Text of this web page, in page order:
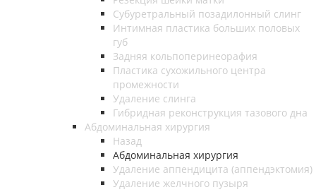
Субуретральный позадилонный слинг
Интимная пластика больших половых
губ
Задняя кольпоперинеорафия
Пластика сухожильного центра
промежности
Удаление слинга
Гибридная реконструкция тазового дна
Абдоминальная хирургия
Назад
Абдоминальная хирургия
Удаление аппендицита (аппендэктомия)
Удаление желчного пузыря